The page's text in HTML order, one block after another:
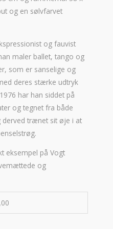
og en sølvfarvet
og fauvist
maler ballet, tango og
som er sanselige og
deres stærke udtryk
har han siddet på
og tegnet fra både
derved trænet sit øje i at
eksempel på Vogt
og